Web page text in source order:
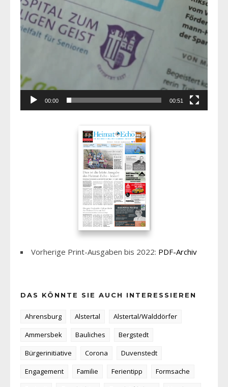
00:00 00:51
Vorherige Print-Ausgaben bis 2022: PDF-Archiv
DAS KÖNNTE SIE AUCH INTERESSIEREN
Ahrensburg Alstertal
Alstertal/Walddörfer
Ammersbek
Bauliches
Bergstedt
Bürgerinitiative
Corona
Duvenstedt
Engagement
Familie Ferientipp
Formsache